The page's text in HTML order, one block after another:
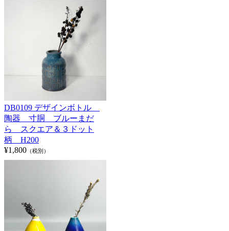
DB0109 デザインボトル
陶器 寸胴 ブルーまだ
ら スクエア＆３ドット
柄 H200
¥1,800 （税別）